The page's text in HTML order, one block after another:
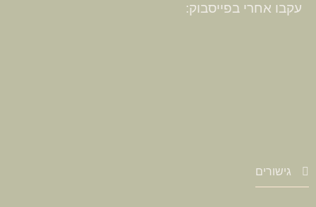
עקבו אחרי בפייסבוק:
גישורים